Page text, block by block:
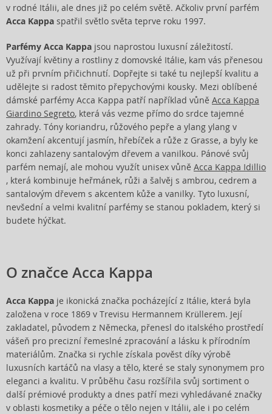
v rodné Itálii, ale dnes již po celém světě. Ačkoliv první parfém
Acca Kappa spatřil světlo světa teprve roku 1997.
Parfémy Acca Kappa jsou naprostou luxusní záležitostí.
Využívají květiny a rostliny z domovské Itálie, kam vás přenesou
už při prvním přičichnutí. Dopřejte si také tu nejlepší kvalitu a
udělejte si radost těmito přepychovými kousky. Mezi oblíbené
dámské parfémy Acca Kappa patří například vůně Acca Kappa
Giardino Segreto, která vás vezme přímo do srdce tajemné
zahrady. Tóny koriandru, růžového pepře a ylang ylang v
okamžení akcentují jasmín, hřebíček a růže z Grasse, a byly ke
konci zahlazeny santalovým dřevem a vanilkou. Pánové svůj
parfém nemají, ale mohou využít unisex vůně Acca Kappa Idillio
, která kombinuje heřmánek, růži a šalvěj s ambrou, cedrem a
santalovým dřevem s akcentem kůže a vanilky. Tyto luxusní,
nevšední a velmi kvalitní parfémy se stanou pokladem, který si
budete hýčkat.
O značce Acca Kappa
Acca Kappa je ikonická značka pocházející z Itálie, která byla
založena v roce 1869 v Trevisu Hermannem Krüllerem. Její
zakladatel, původem z Německa, přenesl do italského prostředí
vášeň pro precizní řemeslné zpracování a lásku k přírodním
materiálům. Značka si rychle získala pověst díky výrobě
luxusních kartáčů na vlasy a tělo, které se staly synonymem pro
eleganci a kvalitu. V průběhu času rozšířila svůj sortiment o
další prémiové produkty a dnes patří mezi vyhledávané značky
v oblasti kosmetiky a péče o tělo nejen v Itálii, ale i po celém